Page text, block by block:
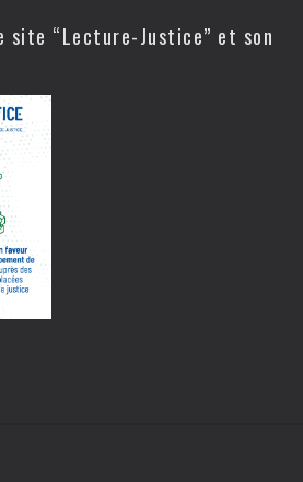
site “Lecture-Justice” et son